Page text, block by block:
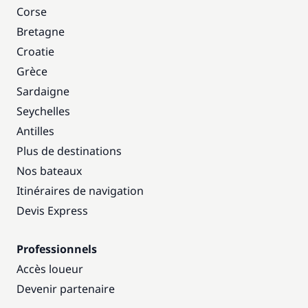
Corse
Bretagne
Croatie
Grèce
Sardaigne
Seychelles
Antilles
Plus de destinations
Nos bateaux
Itinéraires de navigation
Devis Express
Professionnels
Accès loueur
Devenir partenaire